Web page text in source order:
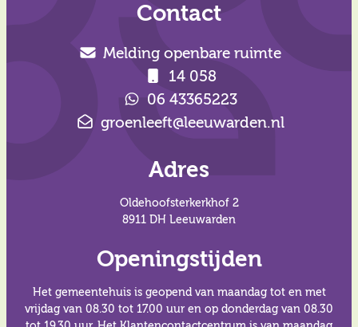
Contact
Melding openbare ruimte
14 058
06 43365223
groenleeft@leeuwarden.nl
Adres
Oldehoofsterkerkhof 2
8911 DH Leeuwarden
Openingstijden
Het gemeentehuis is geopend van maandag tot en met
vrijdag van 08.30 tot 17.00 uur en op donderdag van 08.30